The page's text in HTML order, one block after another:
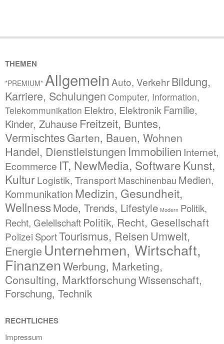
THEMEN
*PREMIUM* Allgemein Auto, VerkehrBildung,
Karriere, Schulungen Computer, Information,
Telekommunikation Elektro, Elektronik Familie,
Kinder, Zuhause Freitzeit, Buntes,
Vermischtes Garten, Bauen, Wohnen
Handel, Dienstleistungen Immobilien Internet,
Ecommerce IT, NewMedia, SoftwareKunst,
KulturLogistik, TransportMaschinenbau Medien,
Kommunikation Medizin, Gesundheit,
WellnessMode, Trends, Lifestyle Modern Politik,
Recht, Gelellschaft Politik, Recht, Gesellschaft
Polizei SportTourismus, Reisen Umwelt,
Energie Unternehmen, Wirtschaft,
FinanzenWerbung, Marketing,
Consulting, MarktforschungWissenschaft,
Forschung, Technik
RECHTLICHES
Impressum